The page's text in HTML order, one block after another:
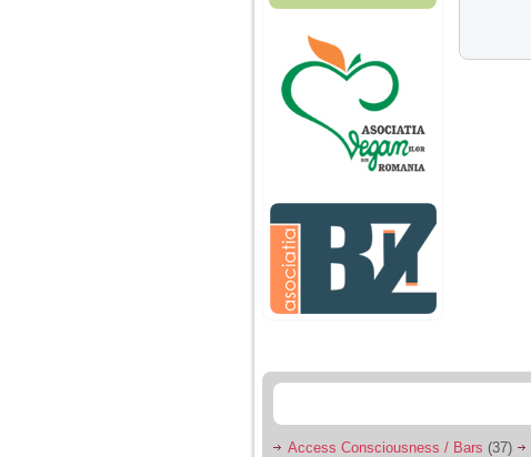
Fiica mea s-a nascut
ani, privind in urma
realizez cat de multe
greseli am facut in
educatia si cresterea
ei, am fost o mama
egoista, preocupata
de implinirea
profesionala, cand ea
era mica am neglijat-
agresiva, orice
greseala era taxata cu
o palma sau pedepse.
De 4 ani am o relatie
serioasa cu un barbat
sa se manifeste o
Access Consciousness / Bars (37)